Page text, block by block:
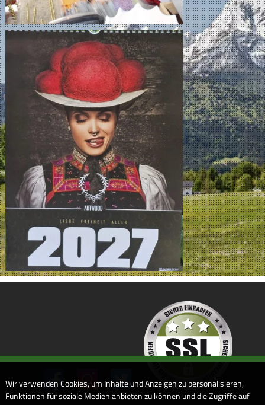
Wir verwenden Cookies, um Inhalte und Anzeigen zu personalisieren,
Funktionen für soziale Medien anbieten zu können und die Zugriffe auf